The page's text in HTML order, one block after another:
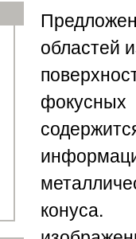
областей
фокусных
конуса.